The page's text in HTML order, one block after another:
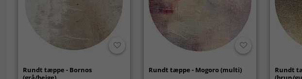
Rundt tæppe - Bornos
Rundt tæppe - Mogoro (multi)
Rundt